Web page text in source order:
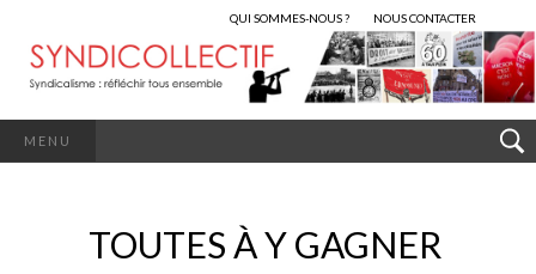
QUI SOMMES-NOUS ? NOUS CONTACTER
MENU
TOUTES À Y GAGNER